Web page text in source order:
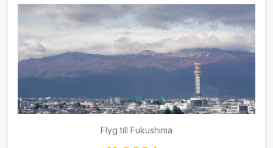
Flyg till Fukushima